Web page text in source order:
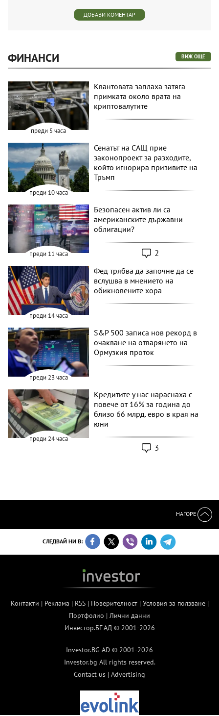
ДОБАВИ КОМЕНТАР
ФИНАНСИ ВИЖ ОЩЕ
преди 5 часа
Квантовата заплаха затяга
примката около врата на
криптовалутите
преди 10 часа
Сенатът на САЩ прие
законопроект за разходите,
който игнорира призивите на
Тръмп
преди 11 часа
Безопасен актив ли са
американските държавни
облигации?
2
преди 14 часа
Фед трябва да започне да се
вслушва в мнението на
обикновените хора
преди 23 часа
S&P 500 записа нов рекорд в
очакване на отварянето на
Ормузкия проток
преди 24 часа
Кредитите у нас нараснаха с
повече от 16% за година до
близо 66 млрд. евро в края на
юни
3
НАГОРЕ
СЛЕДВАЙ НИ В:
Контакти | Реклама | RSS| Поверителност| Условия за ползване|
Портфолио | Лични данни
Инвестор.БГ АД © 2001-2026
Investor.BG AD © 2001-2026
Investor.bg All rights reserved.
Contact us | Advertising